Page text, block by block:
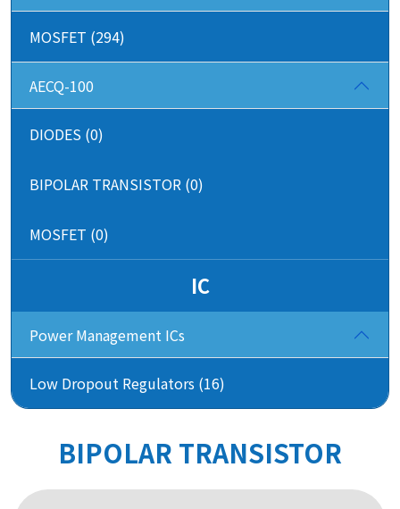
MOSFET (294)
AECQ-100
DIODES (0)
BIPOLAR TRANSISTOR (0)
MOSFET (0)
IC
Power Management ICs
Low Dropout Regulators (16)
BIPOLAR TRANSISTOR